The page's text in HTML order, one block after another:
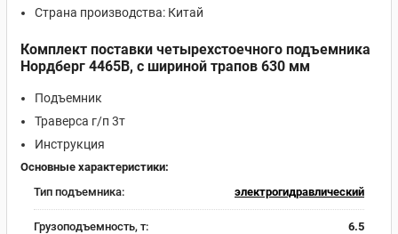
Страна производства: Китай
Комплект поставки четырехстоечного подъемника
Нордберг 4465B, с шириной трапов 630 мм
Подъемник
Траверса г/п 3т
Инструкция
Основные характеристики:
Тип подъемника:
электрогидравлический
Грузоподъемность, т: 6.5